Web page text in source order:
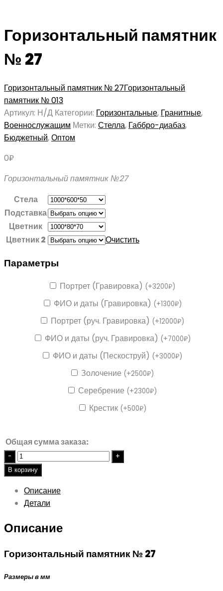
Горизонтальный памятник
№ 27
Горизонтальный памятник № 27Горизонтальный
памятник № 013
Артикул: Н/Д Категории: Горизонтальные, Гранитные,
Военнослужащим Метки: Стелла, Габбро-диабаз,
Бюджетный,Оптом
0₽
Горизонтальный памятник №27
Стела
Подставка
Цветник
Цветник 2
Очистить
Параметры
Портрет (Гравировка) (+3200₽)
ФИО и даты (Гравировка) (+1300₽)
Портрет (руч. Гравировка) (+12000₽)
ФИО и даты (руч. Гравировка) (+7000₽)
ФИО и даты (Пескоструй) (+3000₽)
Золочение (+2500₽)
Серебрение (+2300₽)
Крестик (+500₽)
Общая сумма заказа:
Quantity
В корзину
Описание
Детали
Описание
Горизонтальный памятник № 27
Размеры в мм